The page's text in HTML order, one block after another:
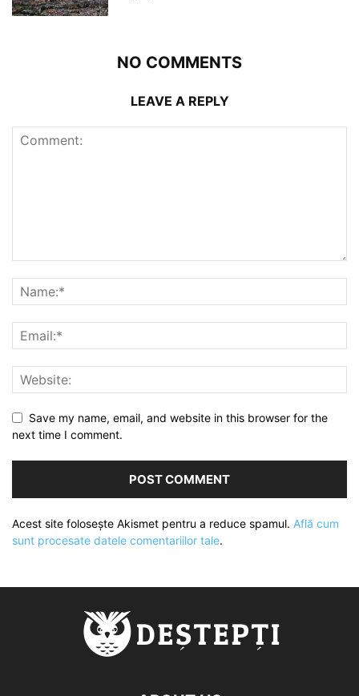
NO COMMENTS
LEAVE A REPLY
Save my name, email, and website in this browser for the
next time I comment.
Acest site folosește Akismet pentru a reduce spamul. Află cum
sunt procesate datele comentariilor tale.